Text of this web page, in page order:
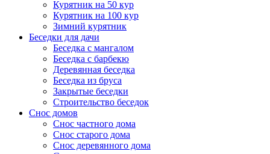
Курятник на 50 кур
Курятник на 100 кур
Зимний курятник
Беседки для дачи
Беседка с мангалом
Беседка с барбекю
Деревянная беседка
Беседка из бруса
Закрытые беседки
Строительство беседок
Снос домов
Снос частного дома
Снос старого дома
Снос деревянного дома